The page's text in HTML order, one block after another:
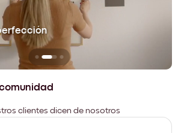
clientes dicen de nosotros